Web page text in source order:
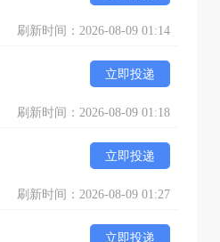
刷新时间：2026-08-09 01:14
立即投递
刷新时间：2026-08-09 01:18
立即投递
刷新时间：2026-08-09 01:27
立即投递